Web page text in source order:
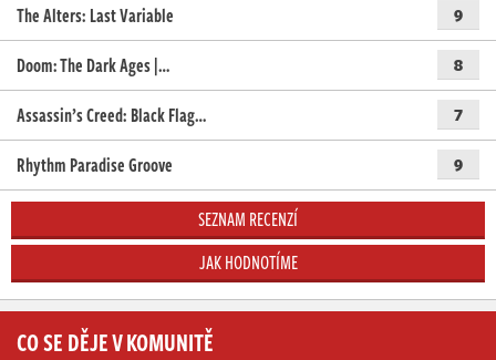
The Alters: Last Variable 9
Doom: The Dark Ages |… 8
Assassin’s Creed: Black Flag… 7
Rhythm Paradise Groove 9
SEZNAM RECENZÍ
JAK HODNOTÍME
CO SE DĚJE V KOMUNITĚ